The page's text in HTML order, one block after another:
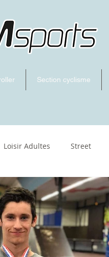
Section cyclisme
Loisir Adultes Street
Skatecross